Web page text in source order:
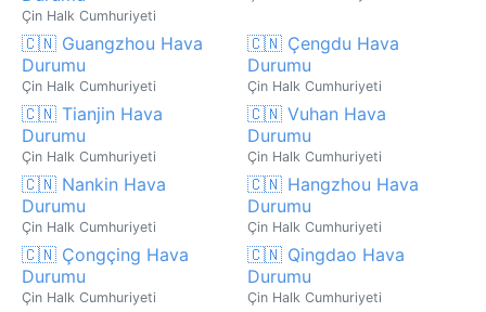
Çin Halk Cumhuriyeti
🇨🇳 Guangzhou Hava
Durumu
Çin Halk Cumhuriyeti
🇨🇳 Çengdu Hava
Durumu
Çin Halk Cumhuriyeti
🇨🇳 Tianjin Hava
Durumu
Çin Halk Cumhuriyeti
🇨🇳 Vuhan Hava
Durumu
Çin Halk Cumhuriyeti
🇨🇳 Nankin Hava
Durumu
Çin Halk Cumhuriyeti
🇨🇳 Hangzhou Hava
Durumu
Çin Halk Cumhuriyeti
🇨🇳 Çongçing Hava
Durumu
Çin Halk Cumhuriyeti
🇨🇳 Qingdao Hava
Durumu
Çin Halk Cumhuriyeti